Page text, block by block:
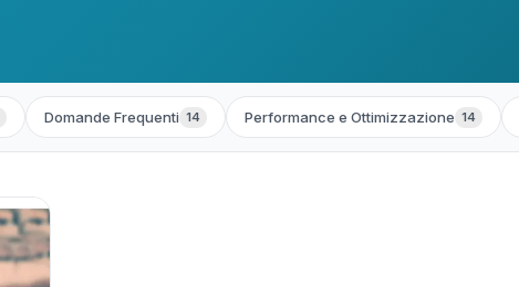
Domande Frequenti 14 Performance e Ottimizzazione 14